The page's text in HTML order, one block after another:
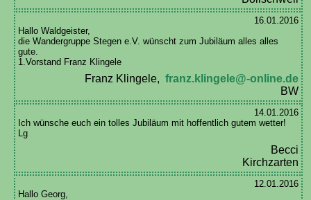
16.01.2016
Hallo Waldgeister,
die Wandergruppe Stegen e.V. wünscht zum Jubiläum alles alles
gute.
1.Vorstand Franz Klingele
Franz Klingele, franz.klingele@-online.de
BW
14.01.2016
Ich wünsche euch ein tolles Jubiläum mit hoffentlich gutem wetter!
Lg
Becci
Kirchzarten
12.01.2016
Hallo Georg,